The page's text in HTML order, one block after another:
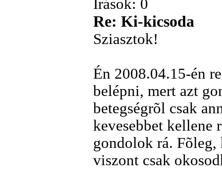
Írások: 0
Re: Ki-kicsoda
Sziasztok!
Én 2008.04.15-én
belépni, mert azt
betegségrõl csak
kevesebbet kellene
gondolok rá. Fõleg,
viszont csak